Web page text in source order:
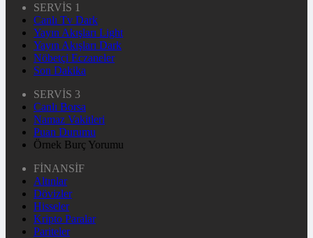
SERVİS 1
Canlı Tv Dark
Yayın Akışları Light
Yayın Akışları Dark
Nöbetçi Eczaneler
Son Dakika
SERVİS 3
Canlı Borsa
Namaz Vakitleri
Puan Durumu
Örnek Burç Yorumu
FİNANSİF
Altınlar
Dövizler
Hisseler
Kripto Paralar
Pariteler